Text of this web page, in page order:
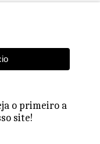
o primeiro a
site!